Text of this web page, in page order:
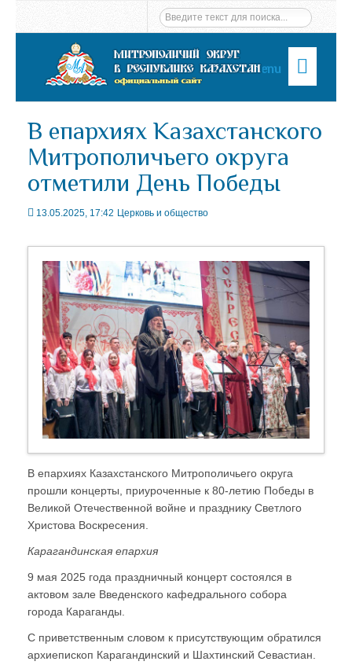
Menu
В епархиях Казахстанского
Митрополичьего округа
отметили День Победы
13.05.2025, 17:42 Церковь и общество
В епархиях Казахстанского Митрополичьего округа
прошли концерты, приуроченные к 80-летию Победы в
Великой Отечественной войне и празднику Светлого
Христова Воскресения.
Карагандинская епархия
9 мая 2025 года праздничный концерт состоялся в
актовом зале Введенского кафедрального собора
города Караганды.
С приветственным словом к присутствующим обратился
архиепископ Карагандинский и Шахтинский Севастиан.